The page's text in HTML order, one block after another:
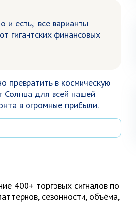
и есть,- все варианты
гигантских финансовых
превратить в космическую
Солнца для всей нашей
в огромные прибыли.
400+ торговых сигналов по
сезонности, объёма,